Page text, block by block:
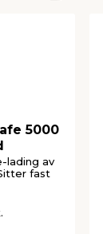
5000
lading av
fast